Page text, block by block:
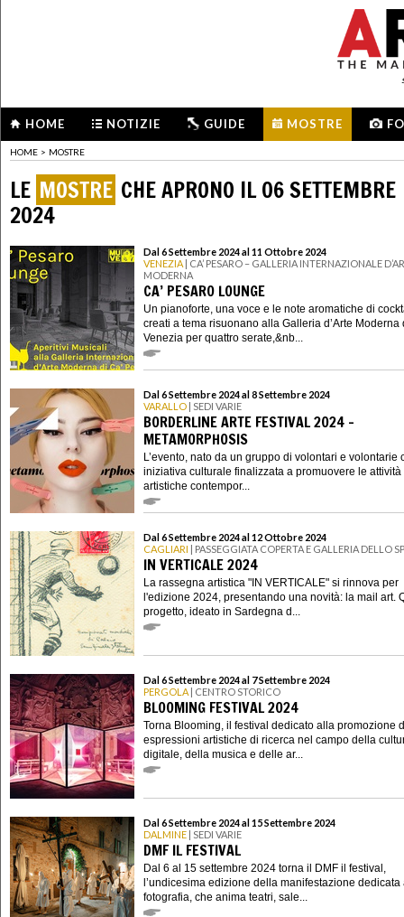
HOME NOTIZIE GUIDE MOSTRE
HOME > MOSTRE
LE MOSTRE CHE APRONO IL 06 SETTEMBRE
2024
Dal 6 Settembre 2024 al 11 Ottobre 2024
VENEZIA | CA’ PESARO – GALLERIA INTERNAZIONALE
MODERNA
CA’ PESARO LOUNGE
Un pianoforte, una voce e le note aromatiche di
creati a tema risuonano alla Galleria d’Arte Moderna
Venezia per quattro serate,&nb...
Dal 6 Settembre 2024 al 8 Settembre 2024
VARALLO | SEDI VARIE
BORDERLINE ARTE FESTIVAL 2024 -
METAMORPHOSIS
L’evento, nato da un gruppo di volontari e volontarie
iniziativa culturale finalizzata a promuovere le attività
artistiche contempor...
Dal 6 Settembre 2024 al 12 Ottobre 2024
CAGLIARI | PASSEGGIATA COPERTA E GALLERIA DELLO
IN VERTICALE 2024
La rassegna artistica "IN VERTICALE" si rinnova per
l'edizione 2024, presentando una novità: la mail art.
progetto, ideato in Sardegna d...
Dal 6 Settembre 2024 al 7 Settembre 2024
PERGOLA | CENTRO STORICO
BLOOMING FESTIVAL 2024
Torna Blooming, il festival dedicato alla promozione
espressioni artistiche di ricerca nel campo della
digitale, della musica e delle ar...
Dal 6 Settembre 2024 al 15 Settembre 2024
DALMINE | SEDI VARIE
DMF IL FESTIVAL
Dal 6 al 15 settembre 2024 torna il DMF il festival,
l’undicesima edizione della manifestazione dedicata
fotografia, che anima teatri, sale...